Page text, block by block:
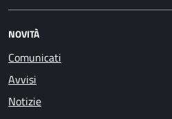
NOVITÀ
Comunicati
Avvisi
Notizie